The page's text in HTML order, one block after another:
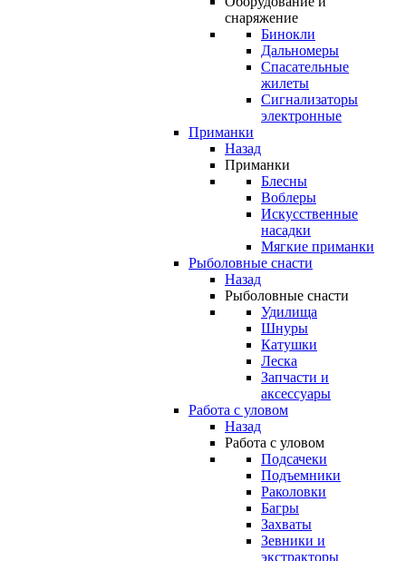
снаряжение
Бинокли
Дальномеры
Спасательные
жилеты
Сигнализаторы
электронные
Приманки
Назад
Приманки
Блесны
Воблеры
Искусственные
насадки
Мягкие приманки
Рыболовные снасти
Назад
Рыболовные снасти
Удилища
Шнуры
Катушки
Леска
Запчасти и
аксессуары
Работа с уловом
Назад
Работа с уловом
Подсачеки
Подъемники
Раколовки
Багры
Захваты
Зевники и
экстракторы